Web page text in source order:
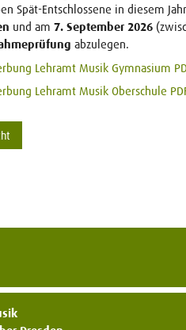
Spät-Entschlossene in diesem
und am 7. September 2026
abzulegen.
Lehramt Musik Gymnasium
Lehramt Musik Oberschule